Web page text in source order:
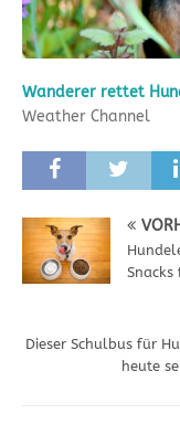
Wanderer rettet
Weather Channel
Snacks
Dieser Schulbus für
heute